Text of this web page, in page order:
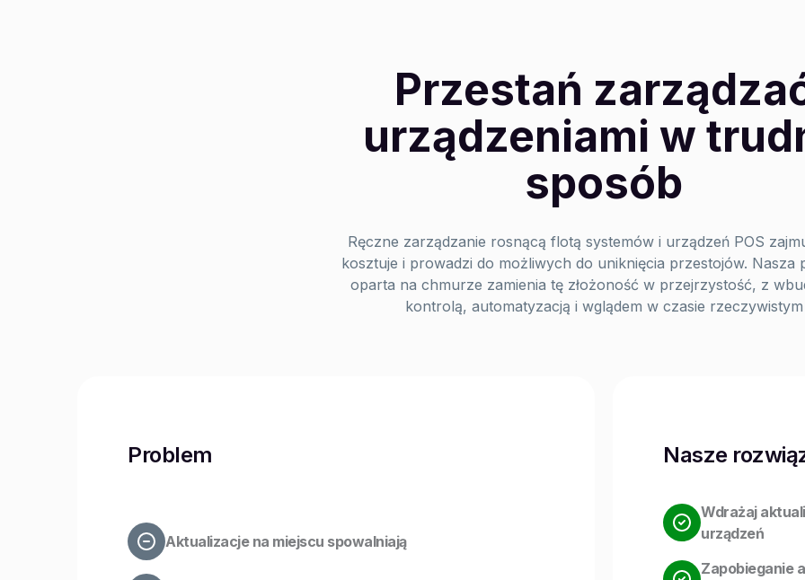
Przestań
urządzeniami w
sposób
Ręczne zarządzanie rosnącą flotą systemów i urządzeń POS
kosztuje i prowadzi do możliwych do uniknięcia przestojów. Nasza
oparta na chmurze zamienia tę złożoność w przejrzystość, z
kontrolą, automatyzacją i wglądem w czasie rzeczywistym
Problem
Aktualizacje na miejscu spowalniają
Nasze
Wdrażaj
urządzeń
Zapobieganie